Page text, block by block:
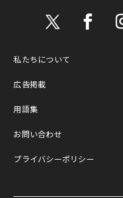
私たちについて
広告掲載
用語集
お問い合わせ
プライバシーポリシー